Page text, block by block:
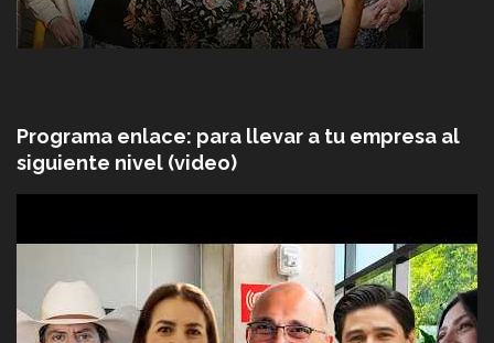
Programa enlace: para llevar a tu empresa al
siguiente nivel (video)